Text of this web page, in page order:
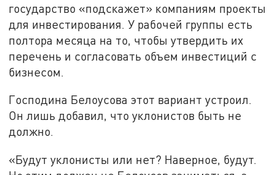
государство «подскажет» компаниям проекты
для инвестирования. У рабочей группы есть
полтора месяца на то, чтобы утвердить их
перечень и согласовать объем инвестиций с
бизнесом.
Господина Белоусова этот вариант устроил.
Он лишь добавил, что уклонистов быть не
должно.
«Будут уклонисты или нет? Наверное, будут.